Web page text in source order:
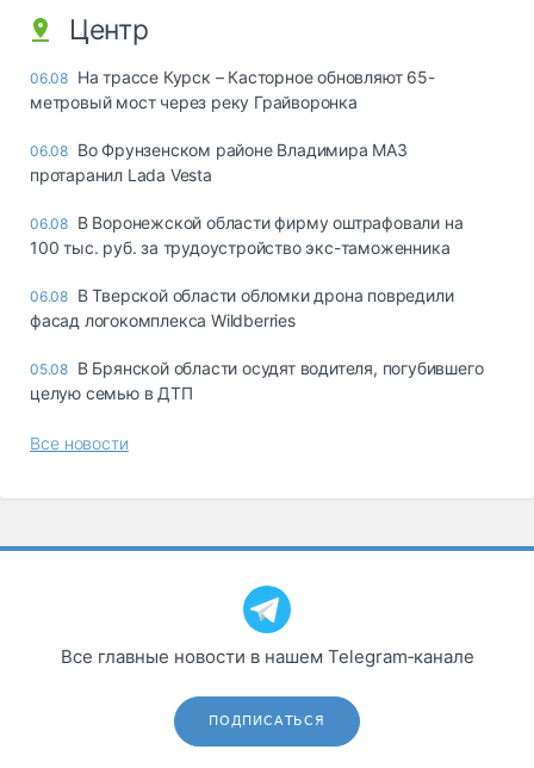
Центр
06.08 На трассе Курск – Касторное обновляют 65-
метровый мост через реку Грайворонка
06.08 Во Фрунзенском районе Владимира МАЗ
протаранил Lada Vesta
06.08 В Воронежской области фирму оштрафовали на
100 тыс. руб. за трудоустройство экс-таможенника
06.08 В Тверской области обломки дрона повредили
фасад логокомплекса Wildberries
05.08 В Брянской области осудят водителя, погубившего
целую семью в ДТП
Все новости
Все главные новости в нашем Telegram‑канале
ПОДПИСАТЬСЯ